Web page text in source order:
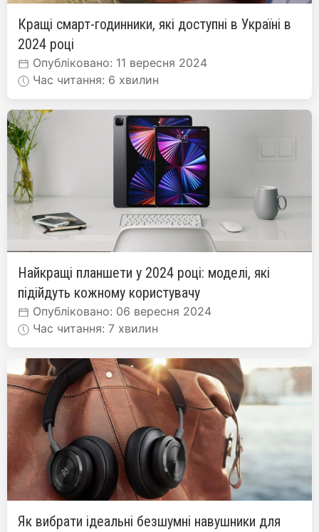
Кращі смарт-годинники, які доступні в Україні в
2024 році
Опубліковано: 11 вересня 2024
Час читання: 6 хвилин
Найкращі планшети у 2024 році: моделі, які
підійдуть кожному користувачу
Опубліковано: 06 вересня 2024
Час читання: 7 хвилин
Як вибрати ідеальні безшумні навушники для